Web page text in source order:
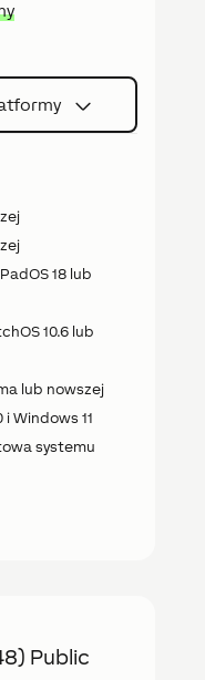
18 lub
10.6 lub
lub nowszej
Windows 11
systemu
Public